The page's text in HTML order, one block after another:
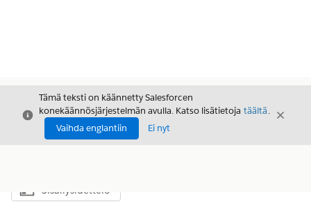
Sulje
Tämä teksti on käännetty Salesforcen
konekäännösjärjestelmän avulla. Katso lisätietoja täältä.
Vaihda englantiin
Ei nyt
Sulje
Näytä sisällysluettelo
Sisällysluettelo